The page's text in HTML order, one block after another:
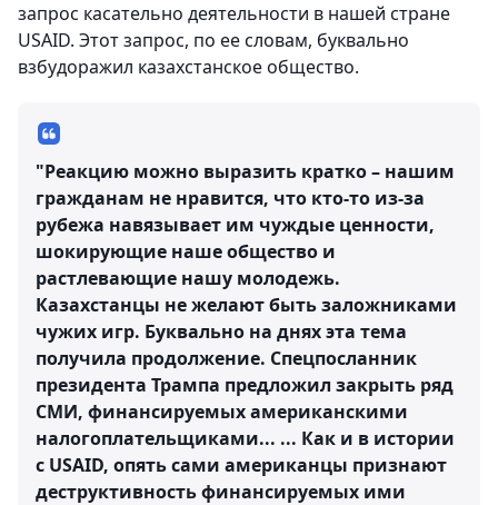
запрос касательно деятельности в нашей стране
USAID. Этот запрос, по ее словам, буквально
взбудоражил казахстанское общество.
"Реакцию можно выразить кратко – нашим
гражданам не нравится, что кто-то из-за
рубежа навязывает им чуждые ценности,
шокирующие наше общество и
растлевающие нашу молодежь.
Казахстанцы не желают быть заложниками
чужих игр. Буквально на днях эта тема
получила продолжение. Спецпосланник
президента Трампа предложил закрыть ряд
СМИ, финансируемых американскими
налогоплательщиками... ... Как и в истории
с USAID, опять сами американцы признают
деструктивность финансируемых ими